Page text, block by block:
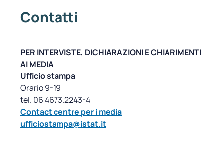
Contatti
PER INTERVISTE, DICHIARAZIONI E CHIARIMENTI
AI MEDIA
Ufficio stampa
Orario 9-19
Contact centre per i media
ufficiostampa@istat.it